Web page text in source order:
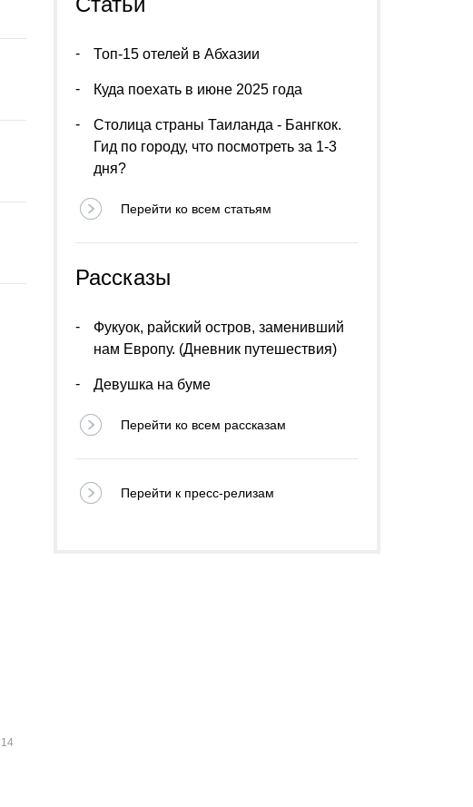
14
Топ-15 отелей в Абхазии
Куда поехать в июне 2025 года
Столица страны Таиланда - Бангкок.
Гид по городу, что посмотреть за 1-3
дня?
Перейти ко всем статьям
Рассказы
Фукуок, райский остров, заменивший
нам Европу. (Дневник путешествия)
Девушка на буме
Перейти ко всем рассказам
Перейти к пресс-релизам